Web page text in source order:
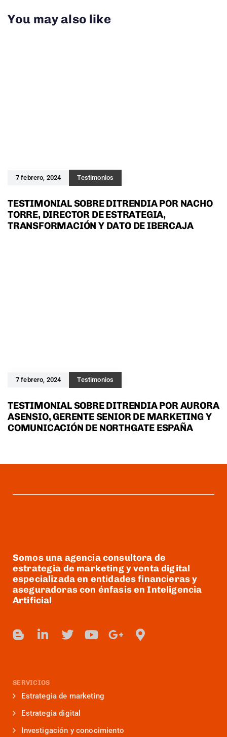
You may also like
7 febrero, 2024 Testimonios
TESTIMONIAL SOBRE DITRENDIA POR NACHO
TORRE, DIRECTOR DE ESTRATEGIA,
TRANSFORMACIÓN Y DATO DE IBERCAJA
7 febrero, 2024 Testimonios
TESTIMONIAL SOBRE DITRENDIA POR AURORA
ASENSIO, GERENTE SENIOR DE MARKETING Y
COMUNICACIÓN DE NORTHGATE ESPAÑA
Somos una agencia consultora de
estrategia de marketing y venta digital
especializada en entidades financieras y
aseguradoras con énfasis en Inteligencia
Artificial
SERVICIOS
Estrategia de marketing
Estrategia digital
Investigación y conocimiento